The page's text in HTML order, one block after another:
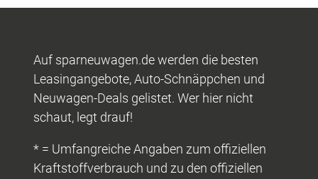
Auf sparneuwagen.de werden die besten
Leasingangebote, Auto-Schnäppchen und
Neuwagen-Deals gelistet. Wer hier nicht
schaut, legt drauf!
* = Umfangreiche Angaben zum offiziellen
Kraftstoffverbrauch und zu den offiziellen